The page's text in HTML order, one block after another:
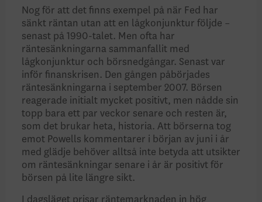
Nog för att det finns exempel på när Fed har
sänkt räntan utan att en lågkonjunktur följde –
senast på 1990-talet. Men ofta har
räntesänkningarna sammanfallit med
lågkonjunktur och börsnedgångar. Senast var
inför finanskrisen. Den gången påbörjades
räntesänkningarna i september 2007. Börsen
reagerade initialt mycket positivt, men nådde sin
topp bara ett par veckor senare och resten är,
som det brukar heta, historia. Att börserna tog
emot Powells kommentarer i början av juni i år
med glädje behöver alltså inte betyda att utsikter
om räntesänkningar senare i år är positivt för
börsen på lite längre sikt.
I dagsläget prisar räntemarknaden in hög